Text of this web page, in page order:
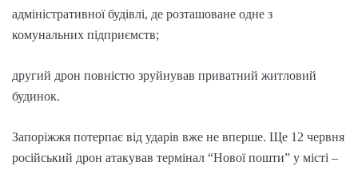
адміністративної будівлі, де розташоване одне з
комунальних підприємств;
другий дрон повністю зруйнував приватний житловий
будинок.
Запоріжжя потерпає від ударів вже не вперше. Ще 12 червня
російський дрон атакував термінал “Нової пошти” у місті –